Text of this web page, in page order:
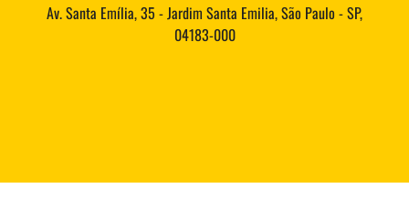
Av. Santa Emília, 35 - Jardim Santa Emilia, São Paulo - SP,
04183-000